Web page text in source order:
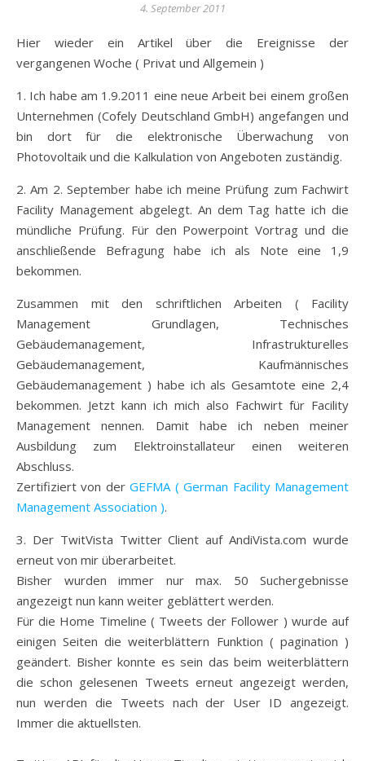
4. September 2011
Hier wieder ein Artikel über die Ereignisse der
vergangenen Woche ( Privat und Allgemein )
1. Ich habe am 1.9.2011 eine neue Arbeit bei einem großen
Unternehmen (Cofely Deutschland GmbH) angefangen und
bin dort für die elektronische Überwachung von
Photovoltaik und die Kalkulation von Angeboten zuständig.
2. Am 2. September habe ich meine Prüfung zum Fachwirt
Facility Management abgelegt. An dem Tag hatte ich die
mündliche Prüfung. Für den Powerpoint Vortrag und die
anschließende Befragung habe ich als Note eine 1,9
bekommen.
Zusammen mit den schriftlichen Arbeiten ( Facility
Management Grundlagen, Technisches
Gebäudemanagement, Infrastrukturelles
Gebäudemanagement, Kaufmännisches
Gebäudemanagement ) habe ich als Gesamtote eine 2,4
bekommen. Jetzt kann ich mich also Fachwirt für Facility
Management nennen. Damit habe ich neben meiner
Ausbildung zum Elektroinstallateur einen weiteren
Abschluss.
Zertifiziert von derGEFMA ( German Facility Management
Management Association ).
3. Der TwitVista Twitter Client auf AndiVista.com wurde
erneut von mir überarbeitet.
Bisher wurden immer nur max. 50 Suchergebnisse
angezeigt nun kann weiter geblättert werden.
Für die Home Timeline ( Tweets der Follower ) wurde auf
einigen Seiten die weiterblättern Funktion ( pagination )
geändert. Bisher konnte es sein das beim weiterblättern
die schon gelesenen Tweets erneut angezeigt werden,
nun werden die Tweets nach der User ID angezeigt.
Immer die aktuellsten.